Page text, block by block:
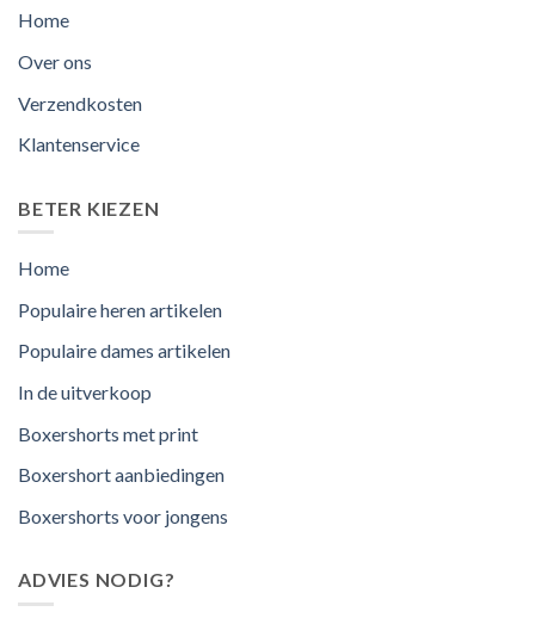
Home
Over ons
Verzendkosten
Klantenservice
BETER KIEZEN
Home
Populaire heren artikelen
Populaire dames artikelen
In de uitverkoop
Boxershorts met print
Boxershort aanbiedingen
Boxershorts voor jongens
ADVIES NODIG?